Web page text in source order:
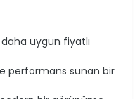
uygun fiyatlı
performans sunan bir